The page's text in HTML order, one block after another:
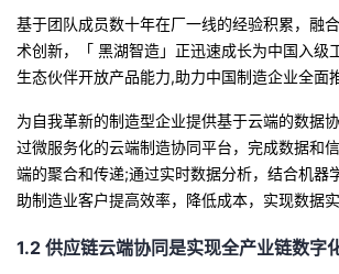
动
关
注
的
开
发
者
我
的
Programs
我
的
支
基于团队成员数十年在厂一线的经验积累，融
术创新，「 黑湖智造」正迅速成长为中国入级
生态伙伴开放产品能力,助力中国制造企业全面
为自我革新的制造型企业提供基于云端的数据
过微服务化的云端制造协同平台，完成数据和
端的聚合和传递;通过实时数据分析，结合机器
助制造业客户提高效率，降低成本，实现数据实
1.2 供应链云端协同是实现全产业链数字